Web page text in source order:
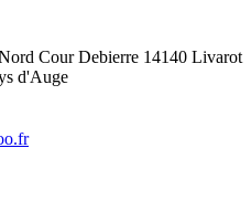
Cour Debierre 14140 Livarot
d'Auge